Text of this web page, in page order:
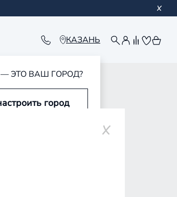
КАЗАНЬ
— ЭТО ВАШ ГОРОД?
нет, настроить город